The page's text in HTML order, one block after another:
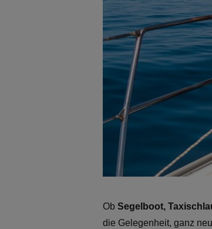
Ob Segelboot,
die Gelegenheit, ganz